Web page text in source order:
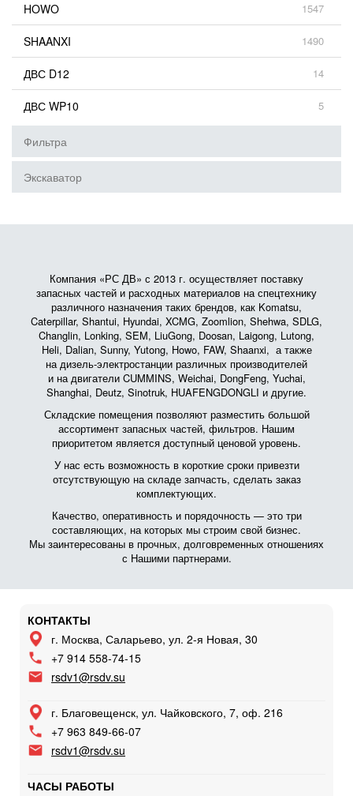
HOWO 1547
SHAANXI 1490
ДВС D12 14
ДВС WP10 5
Фильтра
Экскаватор
Компания «РС ДВ» с 2013 г. осуществляет поставку
запасных частей и расходных материалов на спецтехнику
различного назначения таких брендов, как Komatsu,
Caterpillar, Shantui, Hyundai, XCMG, Zoomlion, Shehwa, SDLG,
Changlin, Lonking, SEM, LiuGong, Doosan, Laigong, Lutong,
Heli, Dalian, Sunny, Yutong, Howo, FAW, Shaanxi, а также
на дизель-электростанции различных производителей
и на двигатели CUMMINS, Weichai, DongFeng, Yuchai,
Shanghai, Deutz, Sinotruk, HUAFENGDONGLI и другие.
Складские помещения позволяют разместить большой
ассортимент запасных частей, фильтров. Нашим
приоритетом является доступный ценовой уровень.
У нас есть возможность в короткие сроки привезти
отсутствующую на складе запчасть, сделать заказ
комплектующих.
Качество, оперативность и порядочность — это три
составляющих, на которых мы строим свой бизнес.
Мы заинтересованы в прочных, долговременных отношениях
с Нашими партнерами.
КОНТАКТЫ
г. Москва, Саларьево, ул. 2-я Новая, 30
+7 914 558-74-15
rsdv1@rsdv.su
г. Благовещенск, ул. Чайковского, 7, оф. 216
+7 963 849-66-07
rsdv1@rsdv.su
ЧАСЫ РАБОТЫ